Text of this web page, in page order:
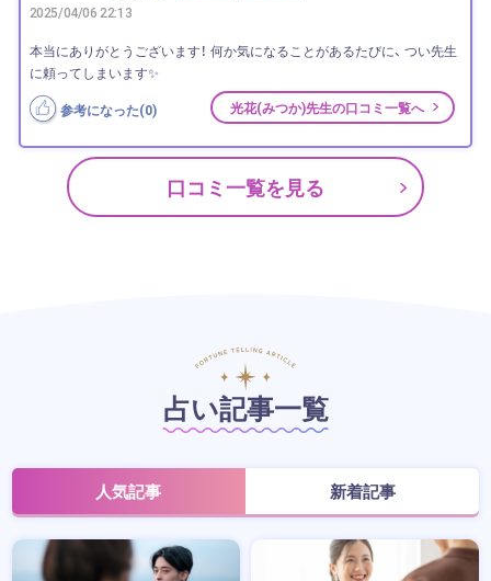
2025/04/06 22:13
本当にありがとうございます！ 何か気になることがあるたびに、 つい先生
に頼ってしまいます✨
参考になった(0) 光花(みつか)先生の口コミ一覧へ
口コミ一覧を見る
占い記事一覧
人気記事 新着記事